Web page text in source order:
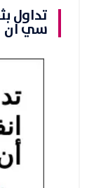
تداول
سي ان